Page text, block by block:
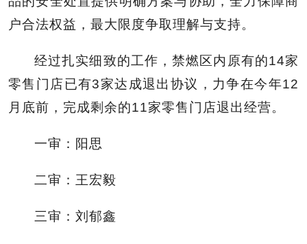
户合法权益，最大限度争取理解与支持。
经过扎实细致的工作，禁燃区内原有的14家
零售门店已有3家达成退出协议，力争在今年12
月底前，完成剩余的11家零售门店退出经营。
一审：阳思
二审：王宏毅
三审：刘郁鑫